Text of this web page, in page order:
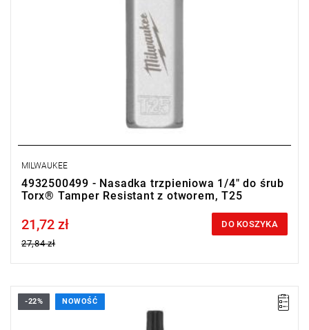
MILWAUKEE
4932500499 - Nasadka trzpieniowa 1/4" do śrub
Torx® Tamper Resistant z otworem, T25
Price tax included
21,72 zł
27,84 zł
DO KOSZYKA
-22% NOWOŚĆ